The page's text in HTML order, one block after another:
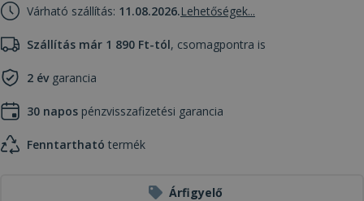
Várható szállítás: 11.08.2026.Lehetőségek...
Szállítás már 1 890 Ft-tól, csomagpontra is
2 évgarancia
30 napos pénzvisszafizetési garancia
Fenntartható termék
Árfigyelő